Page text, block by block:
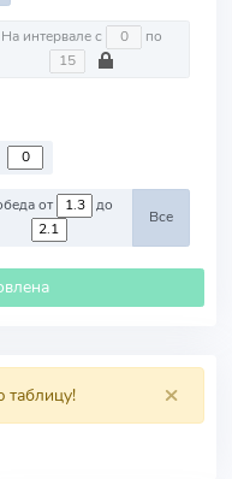
На интервале с по
Победа от до
Все
×
таблицу!